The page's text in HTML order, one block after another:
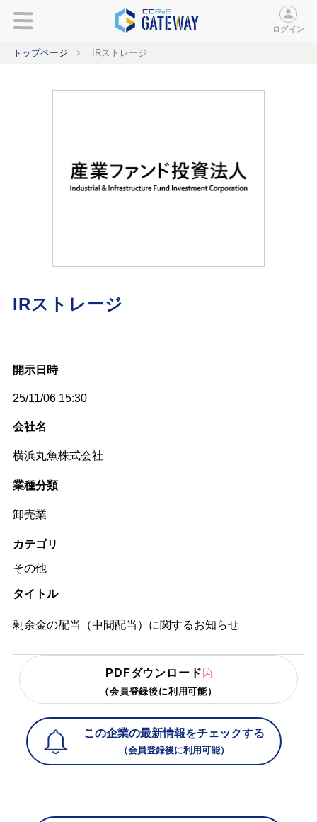
ログイン
トップページ IRストレージ
IRストレージ
開示日時
25/11/06 15:30
会社名
横浜丸魚株式会社
業種分類
卸売業
カテゴリ
その他
タイトル
剰余金の配当（中間配当）に関するお知らせ
PDFダウンロード
（会員登録後に利用可能）
この企業の最新情報をチェックする
（会員登録後に利用可能）